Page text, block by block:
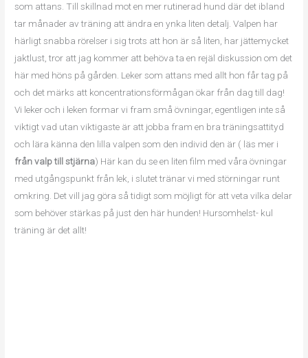
som attans. Till skillnad mot en mer rutinerad hund där det ibland
tar månader av träning att ändra en ynka liten detalj. Valpen har
härligt snabba rörelser i sig trots att hon är så liten, har jättemycket
jaktlust, tror att jag kommer att behöva ta en rejäl diskussion om det
här med höns på gården. Leker som attans med allt hon får tag på
och det märks att koncentrationsförmågan ökar från dag till dag!
Vi leker och i leken formar vi fram små övningar, egentligen inte så
viktigt vad utan viktigaste är att jobba fram en bra träningsattityd
och lära känna den lilla valpen som den individ den är ( läs mer i
från valp till stjärna) Här kan du se en liten film med våra övningar
med utgångspunkt från lek, i slutet tränar vi med störningar runt
omkring. Det vill jag göra så tidigt som möjligt för att veta vilka delar
som behöver stärkas på just den här hunden! Hursomhelst- kul
träning är det allt!